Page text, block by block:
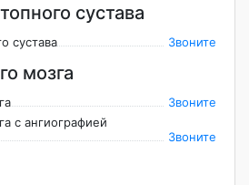
сустава
сустава Звоните
мозга
Звоните
с ангиографией
Звоните